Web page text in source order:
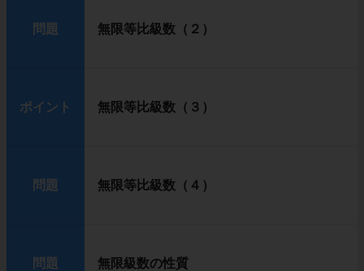
問題 無限等比級数（２）
ポイント 無限等比級数（３）
問題 無限等比級数（４）
問題 無限級数の性質